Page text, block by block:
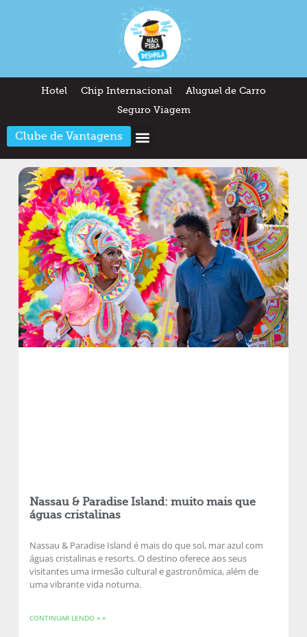
Hotel Chip Internacional
Aluguel de Carro
Seguro Viagem
Clube de Vantagens
Nassau & Paradise Island: muito mais que
águas cristalinas
Nassau & Paradise Island é mais do que sol, mar azul com
águas cristalinas e resorts. O destino oferece aos seus
visitantes uma irmesão cultural e gastronômica, além de
uma vibrante vida noturna.
CONTINUAR LENDO » »